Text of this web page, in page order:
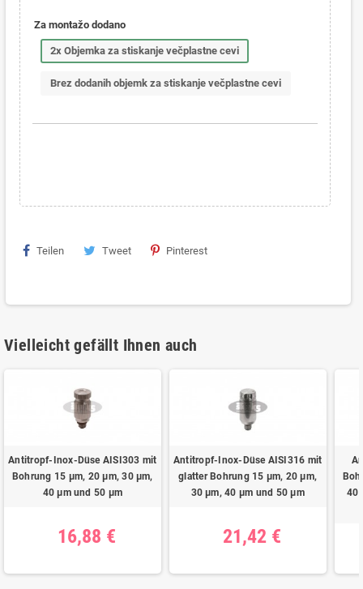
Za montažo dodano
2x Objemka za stiskanje večplastne cevi
Brez dodanih objemk za stiskanje večplastne cevi
Teilen Tweet Pinterest
Vielleicht gefällt Ihnen auch
Antitropf-Inox-Düse AISI303 mit
Bohrung 15 μm, 20 μm, 30 μm,
40 μm und 50 μm
16,88 €
Antitropf-Inox-Düse AISI316 mit
glatter Bohrung 15 μm, 20 μm,
30 μm, 40 μm und 50 μm
21,42 €
40